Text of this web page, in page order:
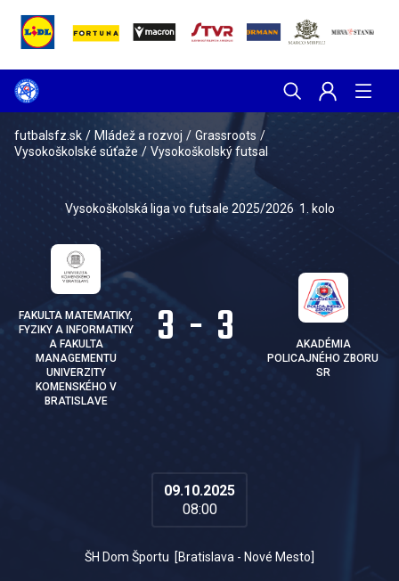
futbalsfz.sk / Mládež a rozvoj / Grassroots /
Vysokoškolské súťaže / Vysokoškolský futsal
Vysokoškolská liga vo futsale 2025/2026 1. kolo
FAKULTA MATEMATIKY,
FYZIKY A INFORMATIKY
A FAKULTA
MANAGEMENTU
UNIVERZITY
KOMENSKÉHO V
BRATISLAVE
3 - 3
AKADÉMIA
POLICAJNÉHO ZBORU
SR
09.10.2025
08:00
ŠH Dom Športu [Bratislava - Nové Mesto]